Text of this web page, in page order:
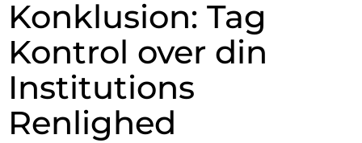
Konklusion: Tag
Kontrol over din
Institutions
Renlighed